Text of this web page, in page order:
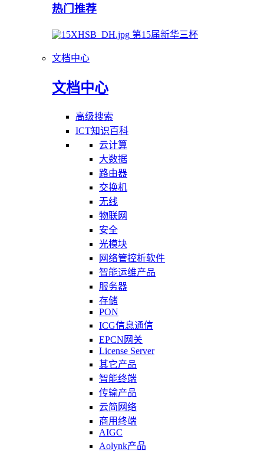
热门推荐
第15届新华三杯
文档中心
文档中心
高级搜索
ICT知识百科
云计算
大数据
路由器
交换机
无线
物联网
安全
光模块
网络管控析软件
智能运维产品
服务器
存储
PON
ICG信息通信
EPCN网关
License Server
其它产品
智能终端
传输产品
云简网络
商用终端
AIGC
Aolynk产品